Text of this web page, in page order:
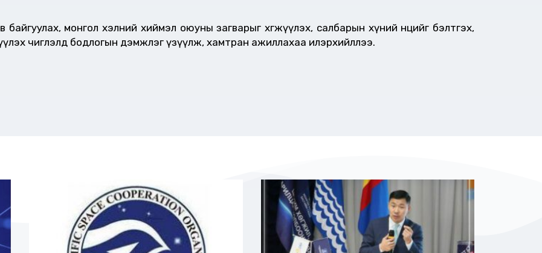
монгол хэлний хиймэл оюуны загварыг хөгжүүлэх, салбарын хүний нөөцийг бэлтгэх,
чиглэлд бодлогын дэмжлэг үзүүлж, хамтран ажиллахаа илэрхийллээ.